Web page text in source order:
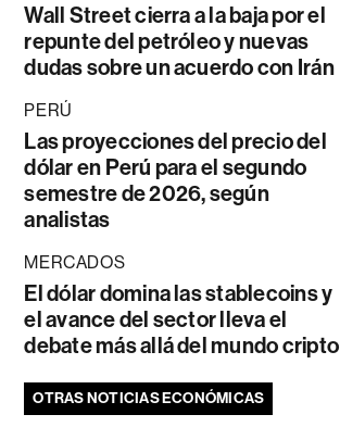
Wall Street cierra a la baja por el
repunte del petróleo y nuevas
dudas sobre un acuerdo con Irán
PERÚ
Las proyecciones del precio del
dólar en Perú para el segundo
semestre de 2026, según
analistas
MERCADOS
El dólar domina las stablecoins y
el avance del sector lleva el
debate más allá del mundo cripto
OTRAS NOTICIAS ECONÓMICAS